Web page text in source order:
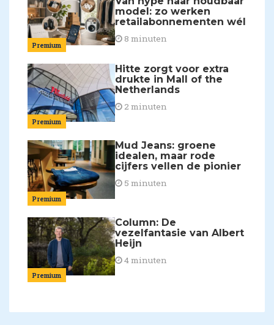
Premium
model: zo werken
retailabonnementen wél
8 minuten
Premium
Hitte zorgt voor extra
drukte in Mall of the
Netherlands
2 minuten
Premium
Mud Jeans: groene
idealen, maar rode
cijfers vellen de pionier
5 minuten
Premium
Column: De
vezelfantasie van Albert
Heijn
4 minuten